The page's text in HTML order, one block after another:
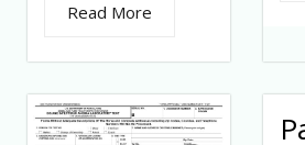
Read More